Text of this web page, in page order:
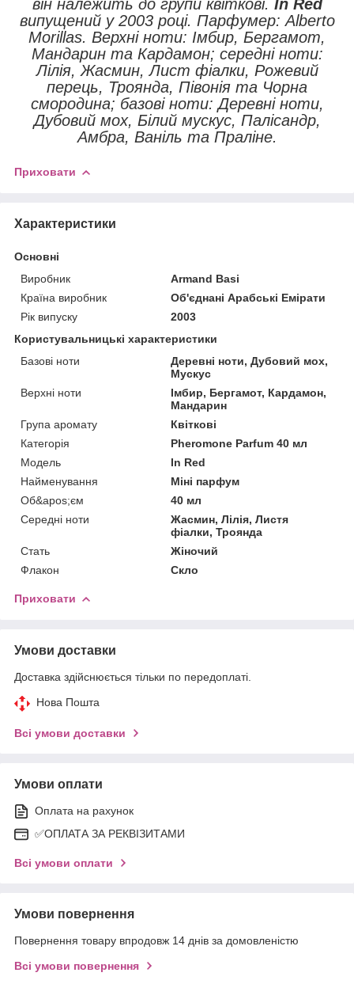
він належить до групи квіткові. In Red
випущений у 2003 році. Парфумер: Alberto
Morillas. Верхні ноти: Імбир, Бергамот,
Мандарин та Кардамон; середні ноти:
Лілія, Жасмин, Лист фіалки, Рожевий
перець, Троянда, Півонія та Чорна
смородина; базові ноти: Деревні ноти,
Дубовий мох, Білий мускус, Палісандр,
Амбра, Ваніль та Праліне.
Приховати
Характеристики
Основні
Виробник
Armand Basi
Країна виробник
Об'єднані Арабські Емірати
Рік випуску
2003
Користувальницькі характеристики
Базові ноти
Деревні ноти, Дубовий мох,
Мускус
Верхні ноти
Імбир, Бергамот, Кардамон,
Мандарин
Група аромату
Квіткові
Категорія
Pheromone Parfum 40 мл
Мoдель
In Red
Найменування
Міні парфум
Об&apos;єм
40 мл
Середні ноти
Жасмин, Лілія, Листя
фіалки, Троянда
Стать
Жіночий
Флакон
Скло
Приховати
Умови доставки
Доставка здійснюється тільки по передоплаті.
Нова Пошта
Всі умови доставки
Умови оплати
Оплата на рахунок
✅ОПЛАТА ЗА РЕКВІЗИТАМИ
Всі умови оплати
Умови повернення
Повернення товару впродовж 14 днів за домовленістю
Всі умови повернення